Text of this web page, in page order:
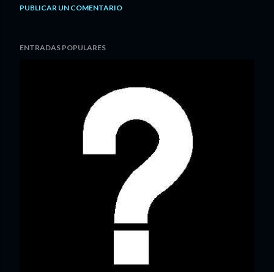
PUBLICAR UN COMENTARIO
ENTRADAS POPULARES